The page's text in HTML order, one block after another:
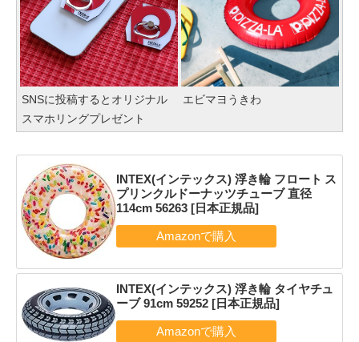
SNSに投稿するとオリジナル
スマホリングプレゼント
エビマヨうきわ
INTEX(インテックス) 浮き輪 フロート ス
プリンクルドーナッツチューブ 直径
114cm 56263 [日本正規品]
INTEX(インテックス) 浮き輪 タイヤチュ
ーブ 91cm 59252 [日本正規品]